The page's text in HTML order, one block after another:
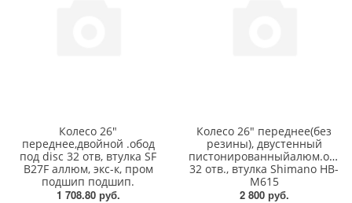
Колесо 26"
переднее,двойной .обод
под disc 32 отв, втулка SF
B27F аллюм, экс-к, пром
подшип подшип.
1 708.80 руб.
Колесо 26" переднее(без
резины), двустенный
пистонированныйалюм.обод
32 отв., втулка Shimano HB-
M615
2 800 руб.